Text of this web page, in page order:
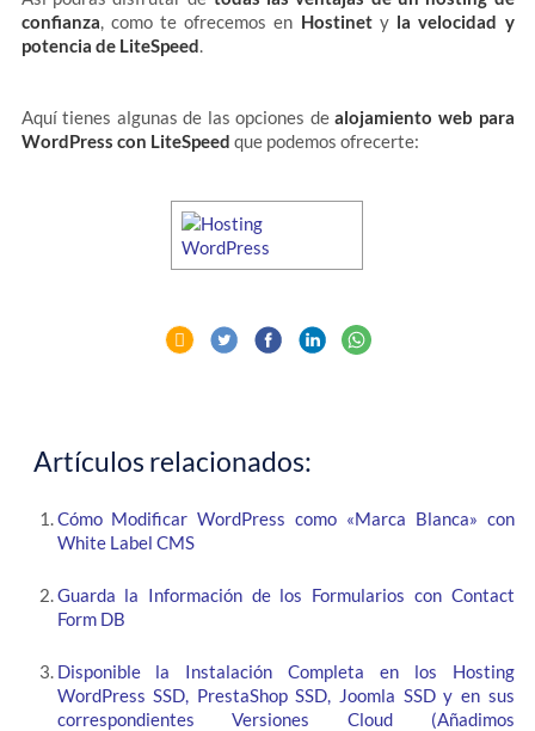
confianza , como te ofrecemos en Hostinety la velocidad y
potencia de LiteSpeed
Aquí tienes algunas de las opciones dealojamiento web para
WordPress con LiteSpeed que podemos ofrecerte:
Artículos relacionados:
Cómo Modificar WordPress como «Marca Blanca» con
White Label CMS
Guarda la Información de los Formularios con Contact
Form DB
Disponible la Instalación Completa en los Hosting
WordPress SSD, PrestaShop SSD, Joomla SSD y en sus
correspondientes Versiones Cloud (Añadimos